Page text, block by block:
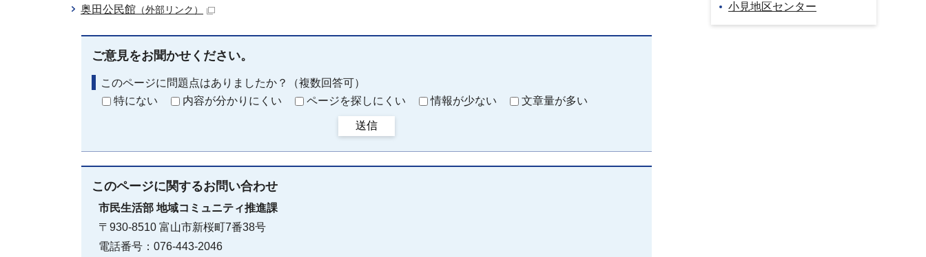
奥田公民館 （外部リンク）
ご意見をお聞かせください。
このページに問題点はありましたか？（複数回答可）
特にない
内容が分かりにくい ページを探しにくい 情報が少ない 文章量が多い
送信
このページに関するお問い合わせ
市民生活部 地域コミュニティ推進課
〒930-8510 富山市新桜町7番38号
電話番号：076-443-2046
小見地区センター